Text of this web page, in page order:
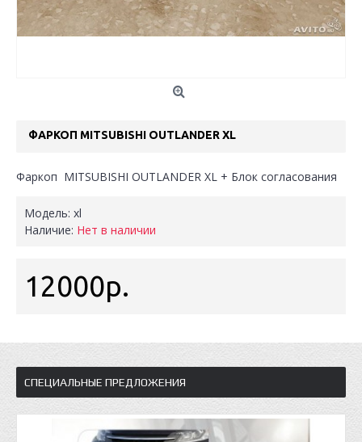
ФАРКОП MITSUBISHI OUTLANDER XL
Фаркоп MITSUBISHI OUTLANDER XL + Блок согласования
Модель: xl
Наличие: Нет в наличии
12000р.
СПЕЦИАЛЬНЫЕ ПРЕДЛОЖЕНИЯ